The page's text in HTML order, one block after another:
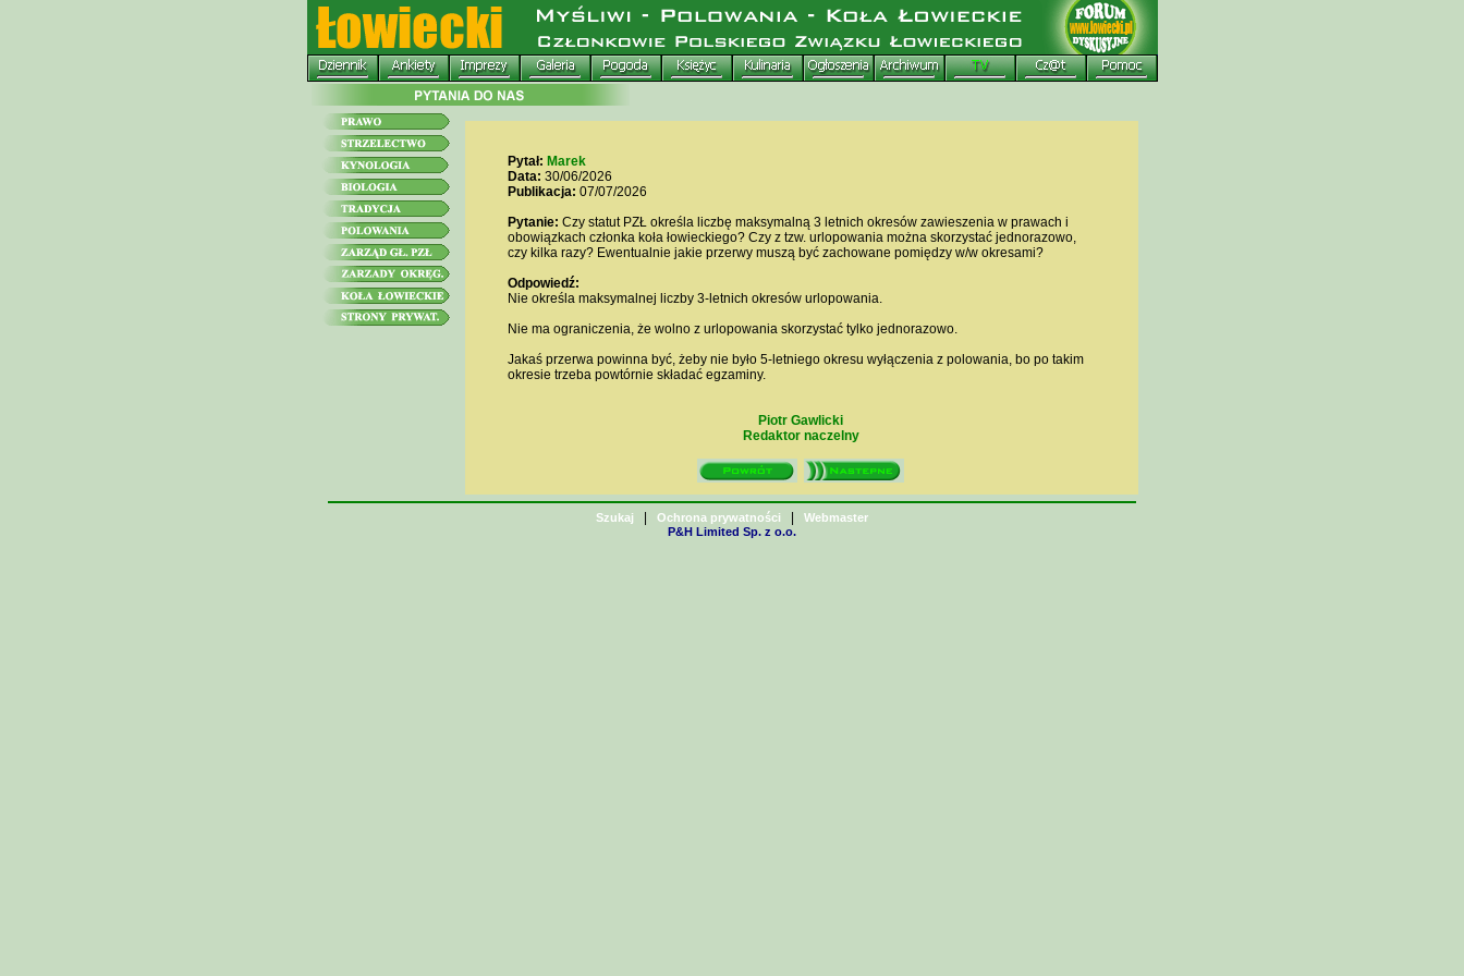
Pytał: Marek
Data: 30/06/2026
Publikacja: 07/07/2026
Pytanie: Czy statut PZŁ określa liczbę maksymalną 3 letnich okresów zawieszenia w prawach i
obowiązkach członka koła łowieckiego? Czy z tzw. urlopowania można skorzystać jednorazowo,
czy kilka razy? Ewentualnie jakie przerwy muszą być zachowane pomiędzy w/w okresami?
Odpowiedź:
Nie określa maksymalnej liczby 3-letnich okresów urlopowania.
Nie ma ograniczenia, że wolno z urlopowania skorzystać tylko jednorazowo.
Jakaś przerwa powinna być, żeby nie było 5-letniego okresu wyłączenia z polowania, bo po takim
okresie trzeba powtórnie składać egzaminy.
Piotr Gawlicki
Redaktor naczelny
Szukaj Ochrona prywatności
Webmaster
P&H Limited Sp. z o.o.